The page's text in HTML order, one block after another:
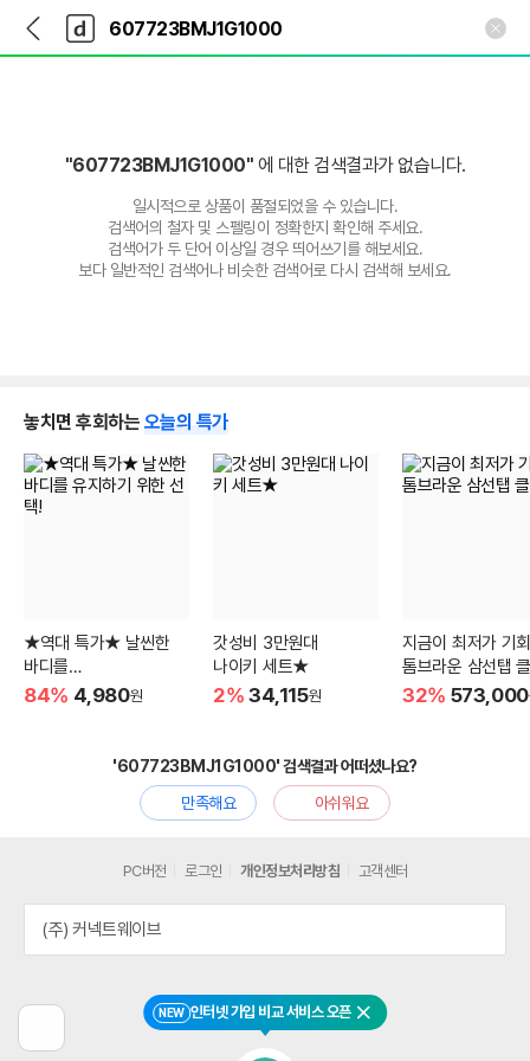
다
나
와
가
다
와
"607723BMJ1G1000" 에 대한 검색결과가 없습니다.
일시적으로 상품이 품절되었을 수 있습니다.
검색어의 철자 및 스펠링이 정확한지 확인해 주세요.
검색어가 두 단어 이상일 경우 띄어쓰기를 해보세요.
보다 일반적인 검색어나 비슷한 검색어로 다시 검색해 보세요.
놓치면 후회하는 오늘의 특가
★역대 특가★ 날씬한
바디를
유지하기 위한 선택!
84% 4,980원
갓성비 3만원대
나이키 세트★
2% 34,115원
지금이 최저가 기
톰브라운 삼선탭
32% 573,000
'607723BMJ1G1000' 검색결과 어떠셨나요?
만족해요
아쉬워요
전
NEW 인터넷 가입 비교 서비스 오픈 닫기
PC버전 로그인 개인정보처리방침 고객센터
(주) 커넥트웨이브